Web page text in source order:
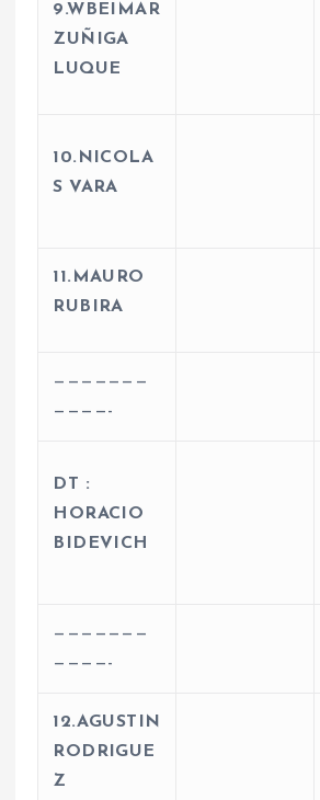
9.WBEIMAR
ZUÑIGA
LUQUE
10.NICOLA
S VARA
11.MAURO
RUBIRA
———————
————-
DT :
HORACIO
BIDEVICH
———————
————-
12.AGUSTIN
RODRIGUE
Z